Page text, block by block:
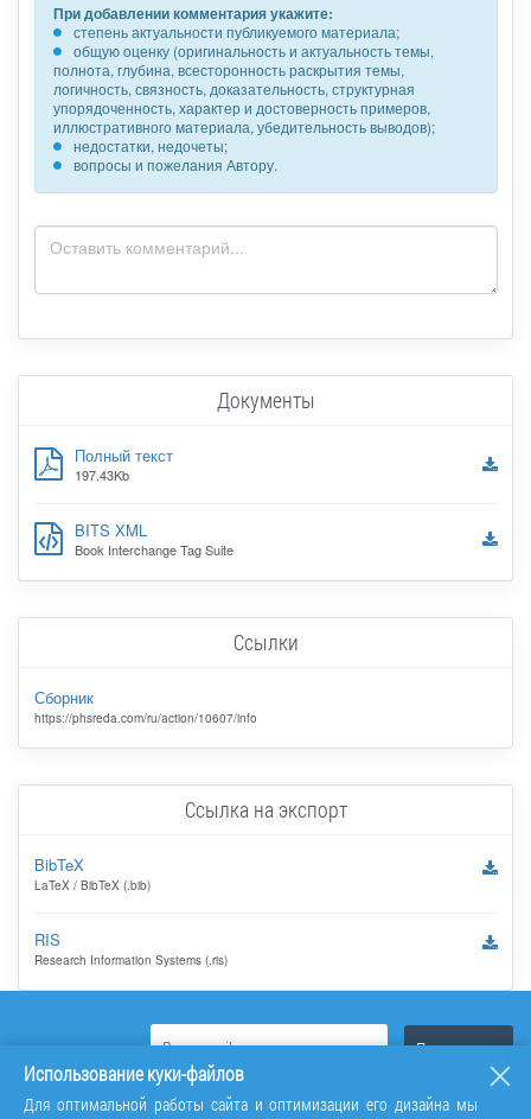
При добавлении комментария укажите:
степень актуальности публикуемого материала;
общую оценку (оригинальность и актуальность темы,
полнота, глубина, всесторонность раскрытия темы,
логичность, связность, доказательность, структурная
упорядоченность, характер и достоверность примеров,
иллюстративного материала, убедительность выводов);
недостатки, недочеты;
вопросы и пожелания Автору.
Документы
Полный текст
197.43Kb
BITS XML
Book Interchange Tag Suite
Ссылки
Сборник
https://phsreda.com/ru/action/10607/info
Ссылка на экспорт
BibTeX
LaTeX / BibTeX (.bib)
RIS
Research Information Systems (.ris)
Использование куки-файлов
Для оптимальной работы сайта и оптимизации его дизайна мы